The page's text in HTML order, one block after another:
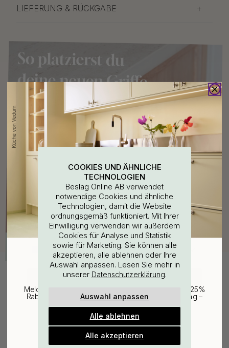
LIEFERUNG & RÜCKGABE
Verwandte Produkte
COOKIES UND ÄHNLICHE
TECHNOLOGIEN
Beslag Online AB verwendet
notwendige Cookies und ähnliche
Technologien, damit die Website
ordnungsgemäß funktioniert. Mit Ihrer
Einwilligung verwenden wir außerdem
Cookies für Analyse und Statistik
sowie für Marketing. Sie können alle
akzeptieren, alle ablehnen oder Ihre
Auswahl anpassen. Lesen Sie mehr in
unserer Datenschutzerklärung.
Auswahl anpassen
Alle ablehnen
Alle akzeptieren
WOULD YOU RATHER VISIT?
EU
CHANGE COUNTRY
25% Rabatt auf deinen
günstigsten Artikel
Melde dich für unseren Newsletter an und erhalte 25%
Rabatt auf den günstigsten Artikel deiner Bestellung –
plus Inspiration und exklusive Angebote.
Gültig bis zum 31. August